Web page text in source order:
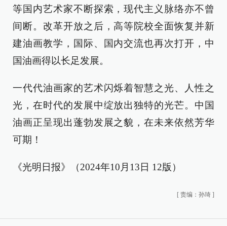
等国内艺术家不断探索，现代主义脉络亦不曾
间断。改革开放之后，高等院校全面恢复并新
建油画教学，国际、国内交流也再次打开，中
国油画得以长足发展。
一代代油画家的艺术闪烁着智慧之光、人性之
光，在时代的发展中绽放出独特的光芒。中国
油画正呈现出蓬勃发展之貌，在未来依然芳华
可期！
《光明日报》（2024年10月13日 12版）
[ 责编：孙琦 ]